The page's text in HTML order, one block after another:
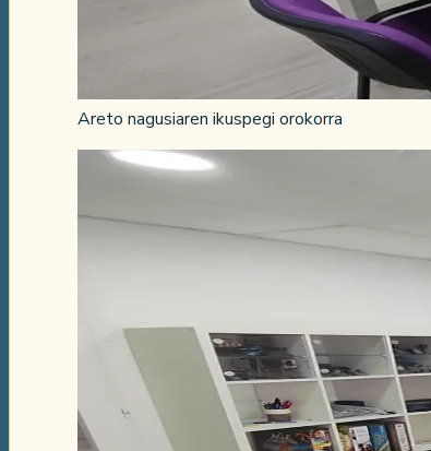
Areto nagusiaren ikuspegi orokorra